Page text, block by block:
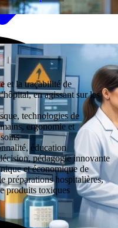
et la traçabilité de
en agissant sur les
technologies de
ergonomie et
éducation
pédagogie innovante
et économique de
préparations hospitalières,
produits toxiques